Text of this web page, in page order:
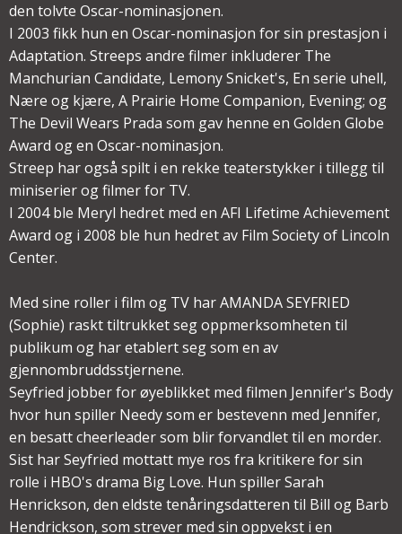
den tolvte Oscar-nominasjonen.
I 2003 fikk hun en Oscar-nominasjon for sin prestasjon i
Adaptation. Streeps andre filmer inkluderer The
Manchurian Candidate, Lemony Snicket's, En serie uhell,
Nære og kjære, A Prairie Home Companion, Evening; og
The Devil Wears Prada som gav henne en Golden Globe
Award og en Oscar-nominasjon.
Streep har også spilt i en rekke teaterstykker i tillegg til
miniserier og filmer for TV.
I 2004 ble Meryl hedret med en AFI Lifetime Achievement
Award og i 2008 ble hun hedret av Film Society of Lincoln
Center.
Med sine roller i film og TV har AMANDA SEYFRIED
(Sophie) raskt tiltrukket seg oppmerksomheten til
publikum og har etablert seg som en av
gjennombruddsstjernene.
Seyfried jobber for øyeblikket med filmen Jennifer's Body
hvor hun spiller Needy som er bestevenn med Jennifer,
en besatt cheerleader som blir forvandlet til en morder.
Sist har Seyfried mottatt mye ros fra kritikere for sin
rolle i HBO's drama Big Love. Hun spiller Sarah
Henrickson, den eldste tenåringsdatteren til Bill og Barb
Hendrickson, som strever med sin oppvekst i en